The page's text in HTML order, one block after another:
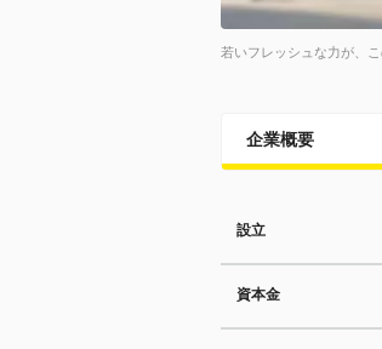
若いフレッシュな力が、こ
企業概要
設立
資本金